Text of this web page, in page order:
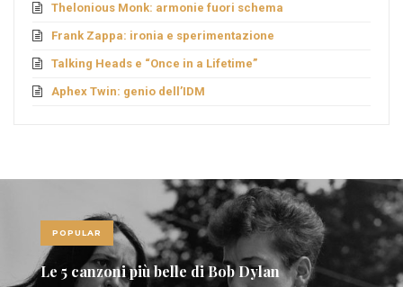
Thelonious Monk: armonie fuori schema
Frank Zappa: ironia e sperimentazione
Talking Heads e “Once in a Lifetime”
Aphex Twin: genio dell’IDM
POPULAR
Le 10 canzoni più sexy di sempre